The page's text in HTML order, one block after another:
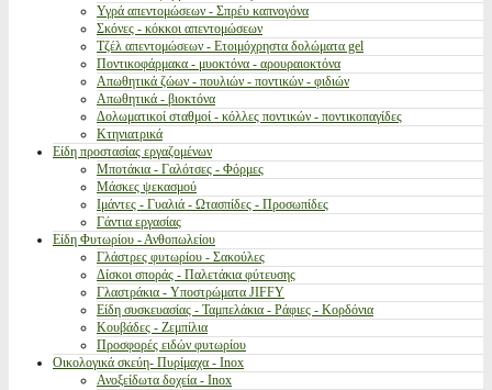
Υγρά απεντομώσεων - Σπρέυ καπνογόνα
Σκόνες - κόκκοι απεντομώσεων
Τζέλ απεντομώσεων - Ετοιμόχρηστα δολώματα gel
Ποντικοφάρμακα - μυοκτόνα - αρουραιοκτόνα
Απωθητικά ζώων - πουλιών - ποντικών - φιδιών
Απωθητικά - βιοκτόνα
Δολωματικοί σταθμοί - κόλλες ποντικών - ποντικοπαγίδες
Κτηνιατρικά
Είδη προστασίας εργαζομένων
Μποτάκια - Γαλότσες - Φόρμες
Μάσκες ψεκασμού
Ιμάντες - Γυαλιά - Ωτασπίδες - Προσωπίδες
Γάντια εργασίας
Είδη Φυτωρίου - Ανθοπωλείου
Γλάστρες φυτωρίου - Σακούλες
Δίσκοι σποράς - Παλετάκια φύτευσης
Γλαστράκια - Υποστρώματα JIFFY
Είδη συσκευασίας - Ταμπελάκια - Ράφιες - Κορδόνια
Κουβάδες - Ζεμπίλια
Προσφορές ειδών φυτωρίου
Οικολογικά σκεύη- Πυρίμαχα - Inox
Ανοξείδωτα δοχεία - Inox